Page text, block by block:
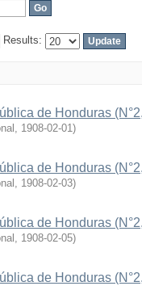
Results:
de Honduras
, 1908-02-01)
de Honduras
, 1908-02-03)
de Honduras
, 1908-02-05)
de Honduras